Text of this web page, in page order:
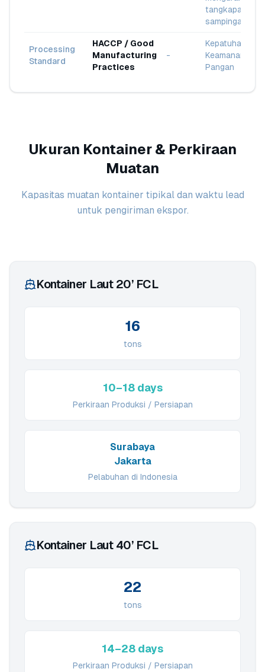
tangkapan
sampingan
Processing
Standard
HACCP / Good
Manufacturing
Practices
-
Kepatuhan
Keamanan
Pangan
Ukuran Kontainer & Perkiraan
Muatan
Kapasitas muatan kontainer tipikal dan waktu lead
untuk pengiriman ekspor.
Kontainer Laut 20’ FCL
16
tons
10–18 days
Perkiraan Produksi / Persiapan
Surabaya
Jakarta
Pelabuhan di Indonesia
Kontainer Laut 40’ FCL
22
tons
14–28 days
Perkiraan Produksi / Persiapan